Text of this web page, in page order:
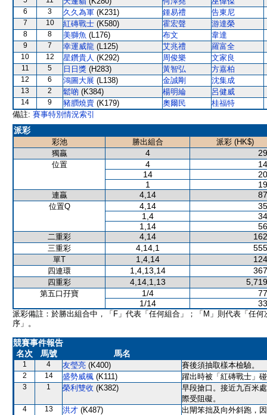
6 3 久久為軍 (K231) 鍾易禮 告東尼
7 10 紅磚戰士 (K580) 霍宏聲 游達榮
8 8 美獅魚 (L176) 布文 韋達
9 7 幸運威龍 (L125) 艾兆禮 羅富全
10 12 星鑽貴人 (K292) 周俊樂 文家良
11 5 日日獎 (H283) 黃智弘 方嘉柏
12 6 鴻圖大展 (L138) 金誠剛 沈集成
13 2 鬆啲 (K384) 楊明綸 呂健威
14 9 豬膶燒賣 (K179) 奧爾民
桂福特
備註: 賽事特別情況索引
派彩
彩池 勝出組合
派彩 (HK$)
獨贏
4
位置 4
14
1
連贏 4,14
位置Q 4,14
1,4
1,14
二重彩 4,14
三重彩 4,14,1
單T 1,4,14
四連環 1,4,13,14
四重彩 4,14,1,13
第五口孖寶 1/4
1/14
派彩備註：於勝出組合中，「F」代表「任何組合」；「M」則代表「任何
序」。
競賽事件報告
名次
馬號 馬名
1 4 友瑩亮 (K400) 賽後須抽取樣本檢驗。
2 14 盛勢威楓 (K111) 躍出時被「紅磚戰士」
3 1 榮利雙收 (K382)
早段搶口。接近九百米
際受阻礙。
4 13 洪才 (K487)
出閘笨拙及向外斜跑，